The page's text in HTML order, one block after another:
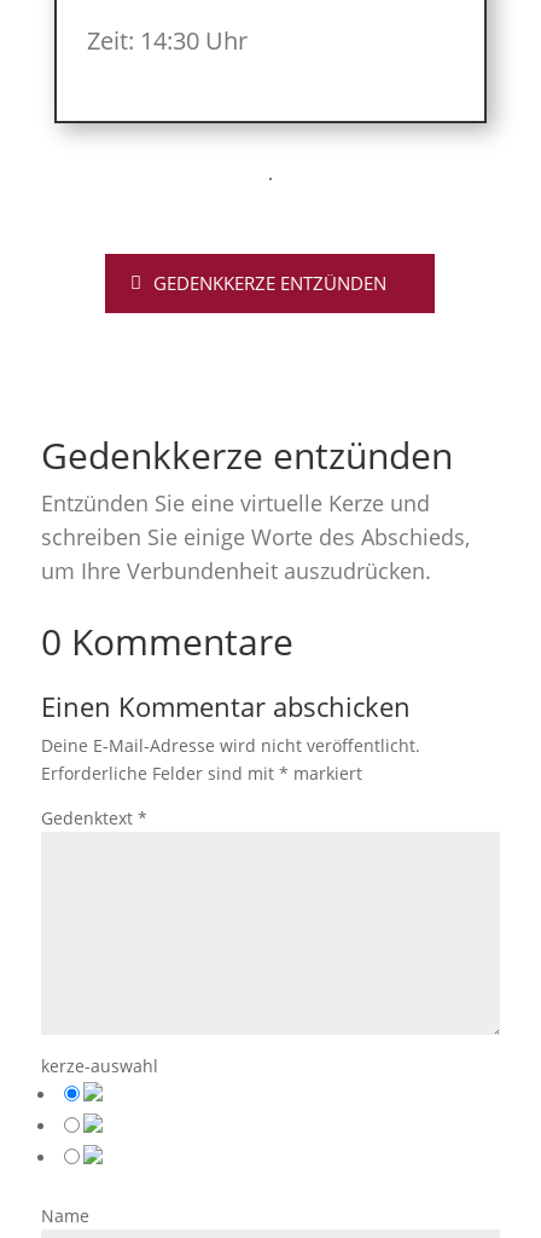
Zeit: 14:30 Uhr
GEDENKKERZE ENTZÜNDEN
Gedenkkerze entzünden
Entzünden Sie eine virtuelle Kerze und
schreiben Sie einige Worte des Abschieds,
um Ihre Verbundenheit auszudrücken.
0 Kommentare
Einen Kommentar abschicken
Deine E-Mail-Adresse wird nicht veröffentlicht.
Erforderliche Felder sind mit * markiert
Gedenktext *
kerze-auswahl
Name